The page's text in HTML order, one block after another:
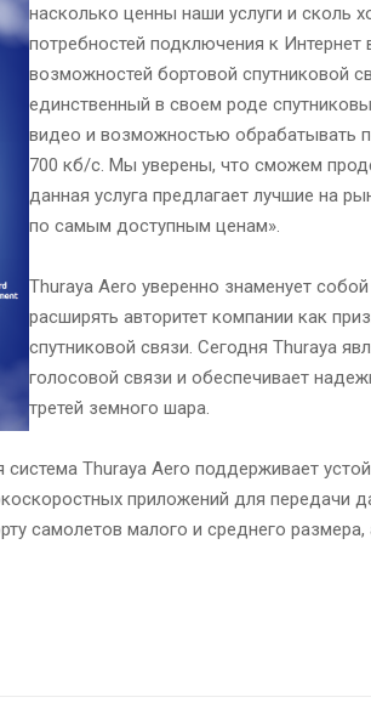
насколько ценны наши услуги и сколь
потребностей подключения к Интернет
возможностей бортовой спутниковой
единственный в своем роде
видео и возможностью обрабатывать
700 кб/с. Мы уверены, что сможем
данная услуга предлагает лучшие на
по самым доступным ценам».
Thuraya Aero уверенно знаменует
расширять авторитет компании как
спутниковой связи. Сегодня Thuraya
голосовой связи и обеспечивает
третей земного шара.
Thuraya Aero поддерживает
приложений для передачи
самолетов малого и среднего размера,